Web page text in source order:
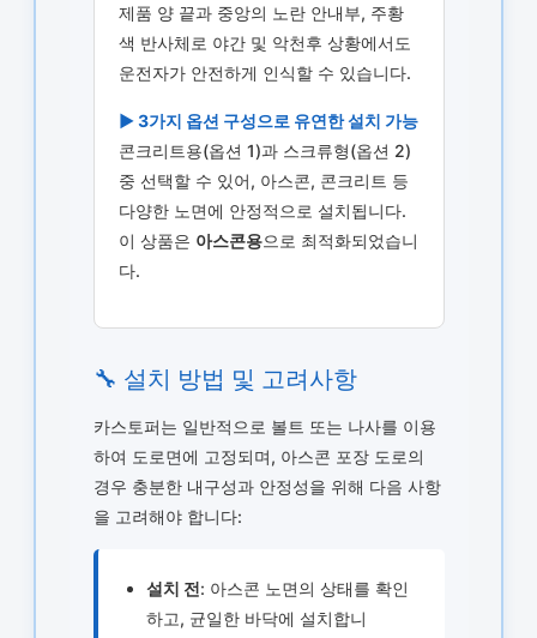
제품 양 끝과 중앙의 노란 안내부, 주황
색 반사체로 야간 및 악천후 상황에서도
운전자가 안전하게 인식할 수 있습니다.
▶ 3가지 옵션 구성으로 유연한 설치 가능
콘크리트용(옵션 1)과 스크류형(옵션 2)
중 선택할 수 있어, 아스콘, 콘크리트 등
다양한 노면에 안정적으로 설치됩니다.
이 상품은 아스콘용으로 최적화되었습니
다.
🔧 설치 방법 및 고려사항
카스토퍼는 일반적으로 볼트 또는 나사를 이용
하여 도로면에 고정되며, 아스콘 포장 도로의
경우 충분한 내구성과 안정성을 위해 다음 사항
을 고려해야 합니다:
설치 전: 아스콘 노면의 상태를 확인
하고, 균일한 바닥에 설치합니